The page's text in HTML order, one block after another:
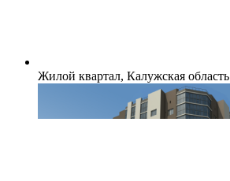
Жилой квартал, Калужская область